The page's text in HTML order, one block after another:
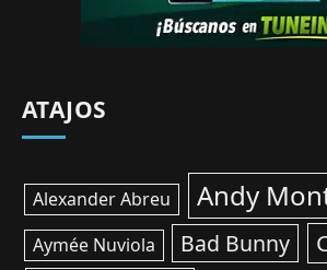
ATAJOS
Alexander Abreu Andy
Aymée Nuviola Bad Bunny